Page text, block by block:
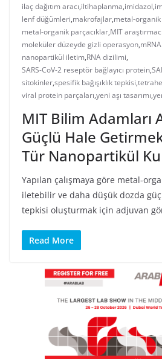
ilaç dağıtım aracı,iltihaplanma,imidazol,
lenf düğümleri,makrofajlar,metal-
metal-organik parçacıklar,MIT
moleküler düzeyde gizli operasyon,mRNA
nanopartikül iletim,RNA dizilimi,
SARS-CoV-2 reseptör bağlayıcı protein,
sitokinler,spesifik bağışıklık tepkisi,
viral protein parçaları,yeni aşı tasarımı,
MIT Bilim Adamları
Güçlü Hale
Tür Nanopartikül
Yapılan çalışmaya göre metal-
iletebilir ve daha düşük dozda
tepkisi oluşturmak için adjuvan
Read More